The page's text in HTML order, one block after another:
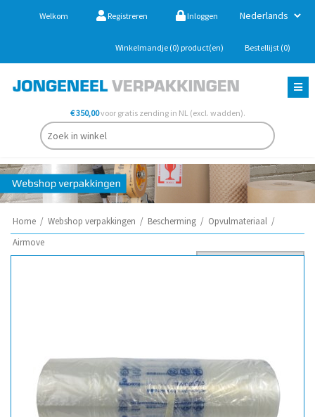
Welkom Registreren Inloggen
Winkelmandje (0) product(en) Bestellijst (0)
€ 350,00voor gratis zending in NL (excl. wadden).
Home / Webshop verpakkingen / Bescherming / Opvulmateriaal /
Airmove